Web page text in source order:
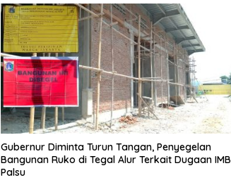
Gubernur Diminta Turun Tangan, Penyegelan
Bangunan Ruko di Tegal Alur Terkait Dugaan IMB
Palsu